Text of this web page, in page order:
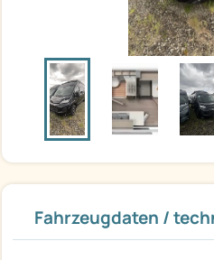
Fahrzeugdaten /